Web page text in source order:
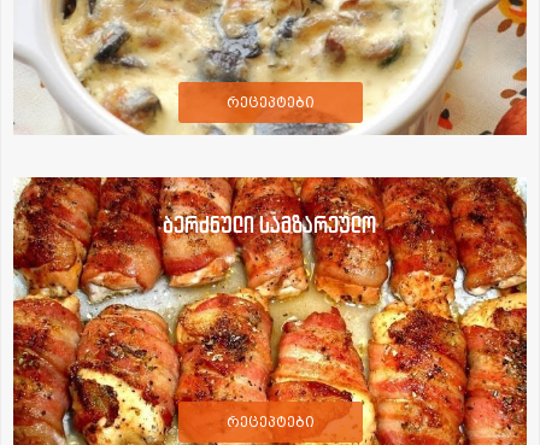
რეცეპტები
ბერძნული სამზარეულო
რეცეპტები